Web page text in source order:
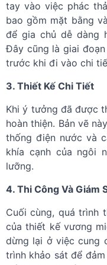
tay vào việc phác
bao gồm mặt bằng
để gia chủ dễ dàng
Đây cũng là giai
trước khi đi vào chi
3. Thiết Kế Chi Tiết
Khi ý tưởng đã được
hoàn thiện. Bản vẽ
thống điện nước và
khía cạnh của ngôi
lưỡng.
4. Thi Công Và Giám
Cuối cùng, quá trình
của thiết kế vương
dừng lại ở việc cung
trình khảo sát để